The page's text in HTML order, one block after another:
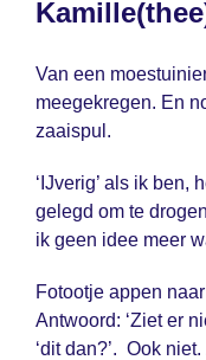
Van een
meegekregen. En
zaaispul.
‘IJverig’ als ik ben,
gelegd om te
ik geen idee meer
Fotootje appen
Antwoord: ‘Ziet er
‘dit dan?’. Ook